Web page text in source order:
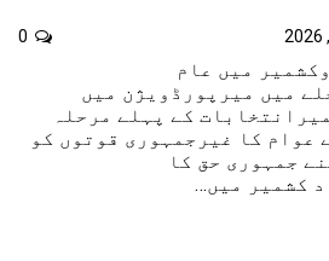
میں عام
میں میرپورڈویژن میں
کے پہلے مرحلہ
عوام کا غیرجمہوری قوتوں کو
جمہوری حق کا
کشمیر میں…